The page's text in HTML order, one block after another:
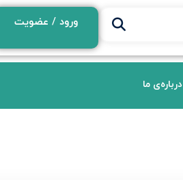
ورود / عضویت
درباره‌ی ما